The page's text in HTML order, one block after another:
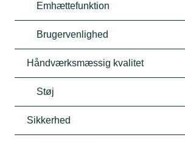
Emhættefunktion
Brugervenlighed
Håndværksmæssig kvalitet
Støj
Sikkerhed